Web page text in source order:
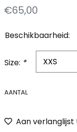
€65,00
Beschikbaarheid:
Size: *
AANTAL
Aan